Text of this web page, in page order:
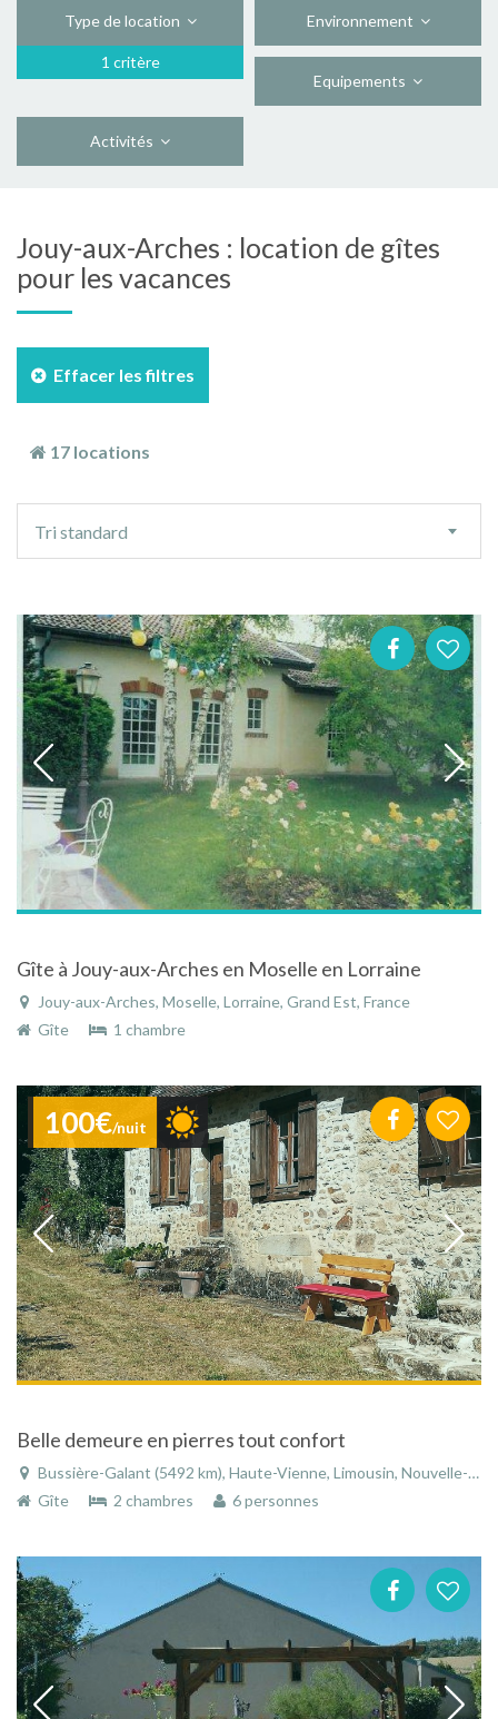
Type de location
1 critère
Environnement
Equipements
Activités
Jouy-aux-Arches : location de gîtes
pour les vacances
Effacer les filtres
17 locations
tri
Tri standard
Gîte à Jouy-aux-Arches en Moselle en Lorraine
Jouy-aux-Arches, Moselle, Lorraine, Grand Est, France
Gîte
1 chambre
100€/nuit
Belle demeure en pierres tout confort
Bussière-Galant (5492 km), Haute-Vienne, Limousin, Nouvelle-Aquitaine, France
Gîte
2 chambres 6 personnes